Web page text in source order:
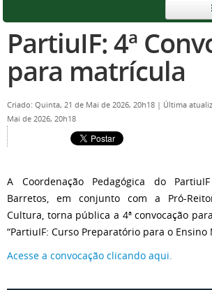
PartiuIF: 4ª
para matrícula
Criado: Quinta, 21 de Mai de 2026, 20h18 | Última
Mai de 2026, 20h18
A Coordenação Pedagógica do
Barretos, em conjunto com a Pró-
Cultura, torna pública a 4ª convocação
“PartiuIF: Curso Preparatório para o Ensino
Acesse a convocação clicando aqui.